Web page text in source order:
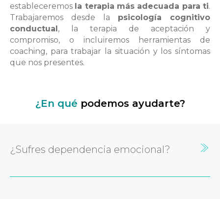
estableceremos la terapia más adecuada para ti.
Trabajaremos desde la psicología cognitivo
conductual, la terapia de aceptación y
compromiso, o incluiremos herramientas de
coaching, para trabajar la situación y los síntomas
que nos presentes.
¿En qué podemos ayudarte?
¿Sufres dependencia emocional?